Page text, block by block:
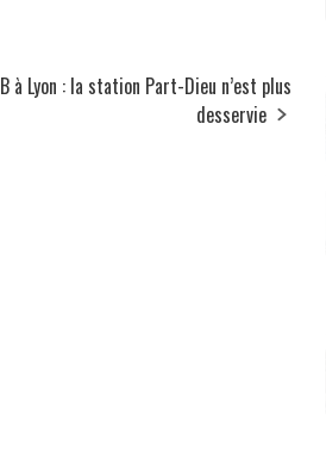
à Lyon : la station Part-Dieu n’est plus
desservie